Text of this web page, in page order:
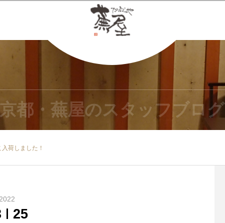
京都・蕪屋のスタッフブログ
荷しました！
25